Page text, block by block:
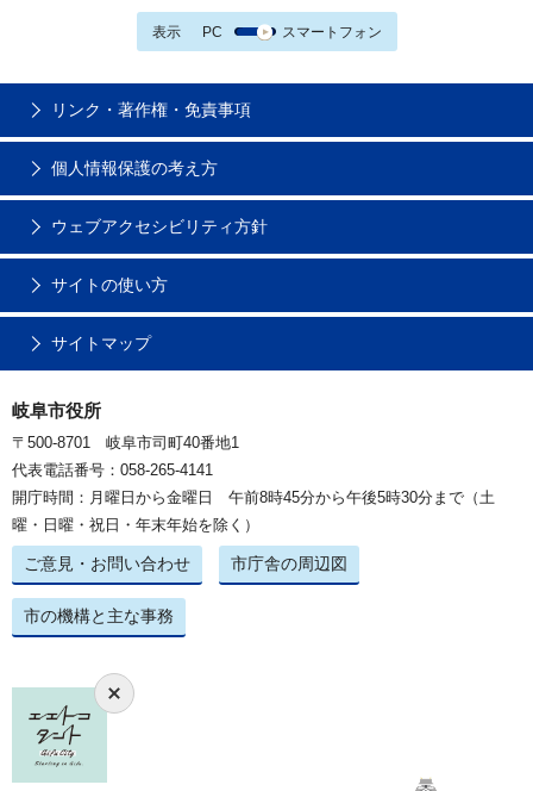
表示 PC スマートフォン
リンク・著作権・免責事項
個人情報保護の考え方
ウェブアクセシビリティ方針
サイトの使い方
サイトマップ
岐阜市役所
〒500-8701 岐阜市司町40番地1
代表電話番号：058-265-4141
開庁時間：月曜日から金曜日 午前8時45分から午後5時30分まで（土
曜・日曜・祝日・年末年始を除く）
ご意見・お問い合わせ 市庁舎の周辺図
市の機構と主な事務